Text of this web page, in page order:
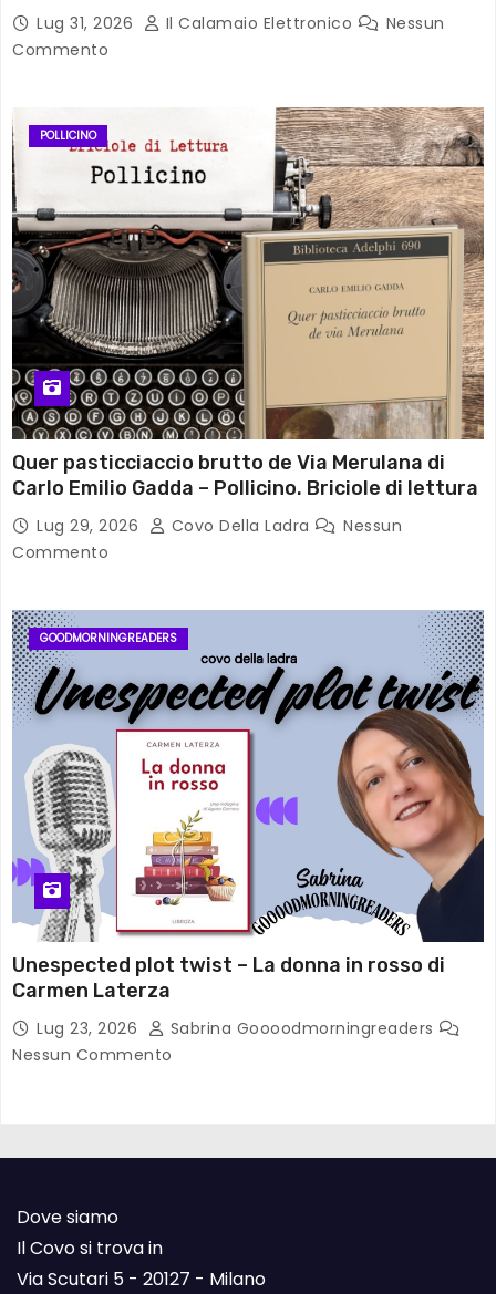
Lug 31, 2026 Il Calamaio Elettronico
Nessun
Commento
POLLICINO
Quer pasticciaccio brutto de Via Merulana di
Carlo Emilio Gadda – Pollicino. Briciole di lettura
Lug 29, 2026 Covo Della Ladra
Nessun
Commento
GOODMORNINGREADERS
Unespected plot twist – La donna in rosso di
Carmen Laterza
Lug 23, 2026
Sabrina Goooodmorningreaders
Nessun Commento
Dove siamo
Il Covo si trova in
Via Scutari 5 - 20127 - Milano